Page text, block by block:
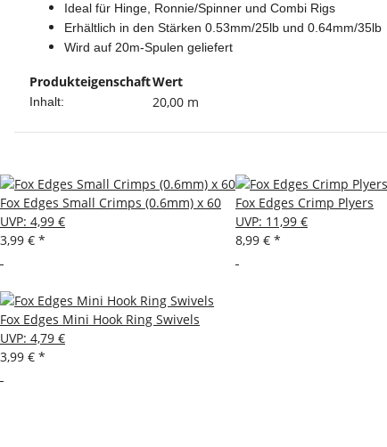
Ideal für Hinge, Ronnie/Spinner und Combi Rigs
Erhältlich in den Stärken 0.53mm/25lb und 0.64mm/35lb
Wird auf 20m-Spulen geliefert
ProdukteigenschaftWert
Inhalt: 20,00 m
Fox Edges Small Crimps (0.6mm) x 60
UVP: 4,99 €
3,99 € *
Fox Edges Crimp Plyers
UVP: 11,99 €
8,99 € *
Fox Edges Mini Hook Ring Swivels
UVP: 4,79 €
3,99 € *